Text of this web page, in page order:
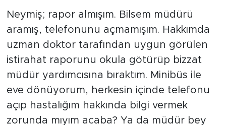
Neymiş; rapor almışım. Bilsem müdürü
aramış, telefonunu açmamışım. Hakkımda
uzman doktor tarafından uygun görülen
istirahat raporunu okula götürüp bizzat
müdür yardımcısına bıraktım. Minibüs ile
eve dönüyorum, herkesin içinde telefonu
açıp hastalığım hakkında bilgi vermek
zorunda mıyım acaba? Ya da müdür bey